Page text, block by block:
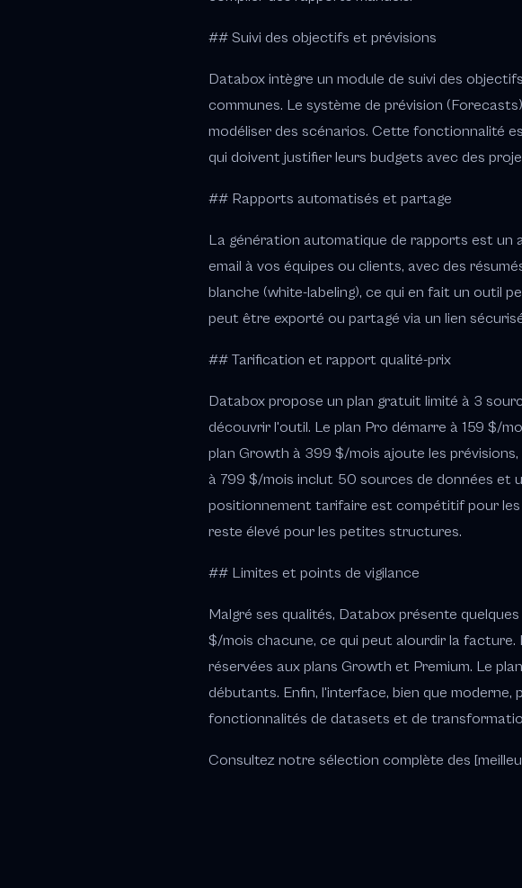
## Suivi des objectifs et prévisions
Databox intègre un module de suivi des
communes. Le système de prévision
modéliser des scénarios. Cette fonctionnalité
qui doivent justifier leurs budgets avec des
## Rapports automatisés et partage
La génération automatique de rapports est un
email à vos équipes ou clients, avec des
blanche (white-labeling), ce qui en fait un outil
peut être exporté ou partagé via un lien
## Tarification et rapport qualité-prix
Databox propose un plan gratuit limité à 3
découvrir l'outil. Le plan Pro démarre à 159 $/
plan Growth à 399 $/mois ajoute les
à 799 $/mois inclut 50 sources de données et
positionnement tarifaire est compétitif pour
reste élevé pour les petites structures.
## Limites et points de vigilance
Malgré ses qualités, Databox présente
$/mois chacune, ce qui peut alourdir la
réservées aux plans Growth et Premium. Le
débutants. Enfin, l'interface, bien que
fonctionnalités de datasets et de
Consultez notre sélection complète des